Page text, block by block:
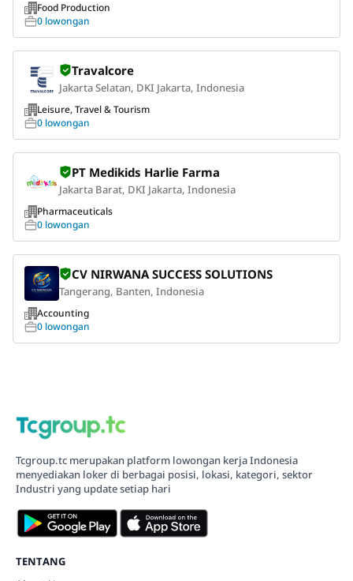
Food Production
0 lowongan
Travalcore
Jakarta Selatan, DKI Jakarta, Indonesia
Leisure, Travel & Tourism
0 lowongan
PT Medikids Harlie Farma
Jakarta Barat, DKI Jakarta, Indonesia
Pharmaceuticals
0 lowongan
CV NIRWANA SUCCESS SOLUTIONS
Tangerang, Banten, Indonesia
Accounting
0 lowongan
Tcgroup.tc merupakan platform lowongan kerja Indonesia
menyediakan loker di berbagai posisi, lokasi, kategori, sektor
Industri yang update setiap hari
TENTANG